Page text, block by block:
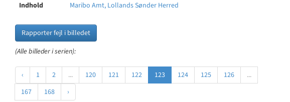
Indhold
Maribo Amt, Lollands Sønder Herred
Rapporter fejl i billedet
(Alle billeder i serien):
‹ 1 2 ... 120 121 122 123 124 125 126
...
167
168 ›